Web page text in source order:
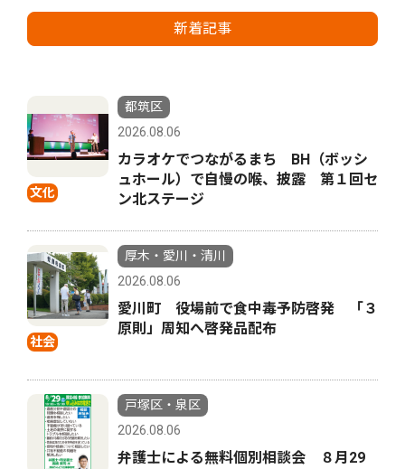
新着記事
文化
都筑区
2026.08.06
カラオケでつながるまち BH（ボッシ
ュホール）で自慢の喉、披露 第１回セ
ン北ステージ
社会
厚木・愛川・清川
2026.08.06
愛川町 役場前で食中毒予防啓発 「３
原則」周知へ啓発品配布
戸塚区・泉区
2026.08.06
弁護士による無料個別相談会 ８月29